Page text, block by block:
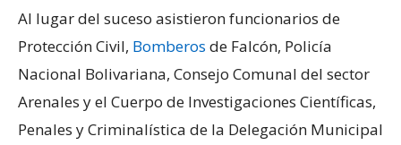
Al lugar del suceso asistieron funcionarios de
Protección Civil, Bomberos de Falcón, Policía
Nacional Bolivariana, Consejo Comunal del sector
Arenales y el Cuerpo de Investigaciones Científicas,
Penales y Criminalística de la Delegación Municipal